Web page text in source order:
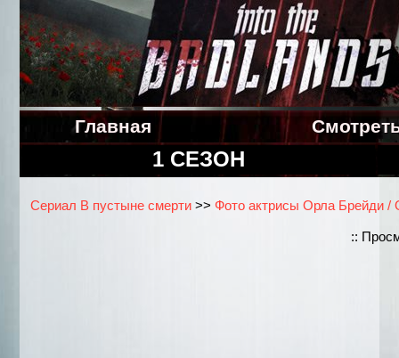
Главная
1 СЕЗОН
Сериал В пустыне смерти>> Фото актрисы Орла Брейди /
::